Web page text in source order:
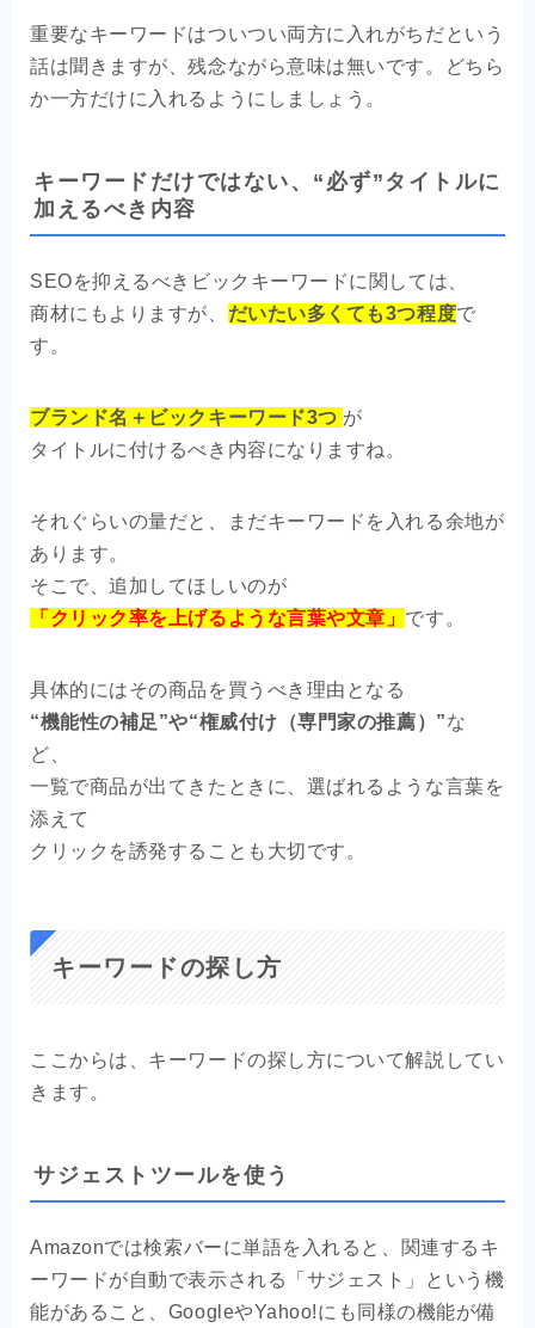
重要なキーワードはついつい両方に入れがちだという
話は聞きますが、残念ながら意味は無いです。どちら
か一方だけに入れるようにしましょう。
キーワードだけではない、“必ず”タイトルに
加えるべき内容
SEOを抑えるべきビックキーワードに関しては、
商材にもよりますが、 だいたい多くても3つ程度で
す。
ブランド名＋ビックキーワード3つ が
タイトルに付けるべき内容になりますね。
それぐらいの量だと、まだキーワードを入れる余地が
あります。
そこで、追加してほしいのが
「クリック率を上げるような言葉や文章」 です。
具体的にはその商品を買うべき理由となる
“機能性の補足”や“権威付け（専門家の推薦）”な
ど、
一覧で商品が出てきたときに、選ばれるような言葉を
添えて
クリックを誘発することも大切です。
キーワードの探し方
ここからは、キーワードの探し方について解説してい
きます。
サジェストツールを使う
Amazonでは検索バーに単語を入れると、関連するキ
ーワードが自動で表示される「サジェスト」という機
能があること、GoogleやYahoo!にも同様の機能が備